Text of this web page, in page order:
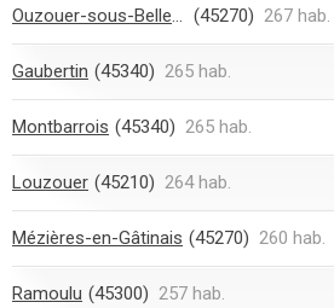
Ouzouer-sous-Bellegarde (45270) 267 hab.
Gaubertin (45340) 265 hab.
Montbarrois (45340) 265 hab.
Louzouer (45210) 264 hab.
Mézières-en-Gâtinais (45270) 260 hab.
Ramoulu (45300) 257 hab.